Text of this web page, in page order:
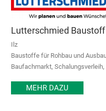
Lutterschmied Baustoff
Ilz
Baustoffe für Rohbau und
Baufachmarkt,
MEHR DAZU